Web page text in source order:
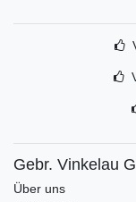
Gebr. Vinkelau
Über uns